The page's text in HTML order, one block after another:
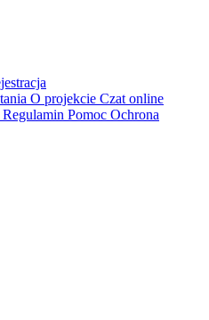
O projekcie Czat online
Regulamin Pomoc Ochrona